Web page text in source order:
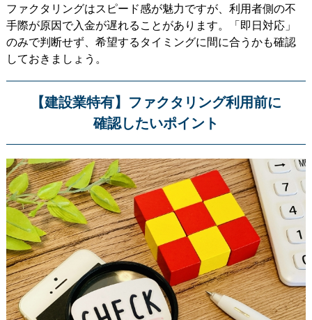
ファクタリングはスピード感が魅力ですが、利用者側の不
手際が原因で入金が遅れることがあります。「即日対応」
のみで判断せず、希望するタイミングに間に合うかも確認
しておきましょう。
【建設業特有】ファクタリング利用前に
確認したいポイント